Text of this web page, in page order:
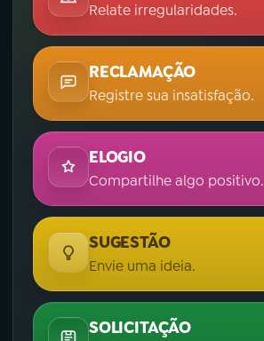
Relate irregularidades.
RECLAMAÇÃO
Registre sua insatisfação.
ELOGIO
Compartilhe algo positivo.
SUGESTÃO
Envie uma ideia.
SOLICITAÇÃO